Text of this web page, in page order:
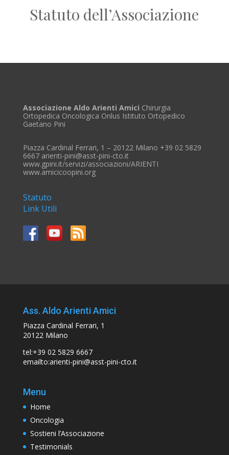
Statuto dell’Associazione
Associazione Aldo Arienti Amici Chirurgia
Ortopedica Oncologica Onlus Istituto Ortopedico
Gaetano Pini
Piazza Cardinal Ferrari, 1 – 20122 Milano +39 02 5829
6667 arienti-pini@asst-pini-cto.it
www.gpini.it/servizi/associazioni/ARIENTI
www.amicicoopini.org
Statuto
Link Utili
Ass. Aldo Arienti Amici
Piazza Cardinal Ferrari, 1
20122 Milano
tel:+39 02 5829 6667
emailto:arienti-pini@asst-pini-cto.it
Menu
Home
Oncologia
Sostieni l’Associazione
Testimonials